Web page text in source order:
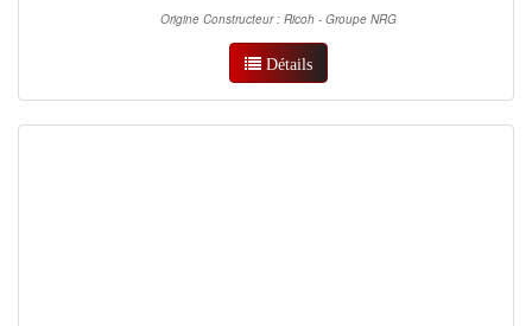
Origine Constructeur : Ricoh - Groupe NRG
Détails